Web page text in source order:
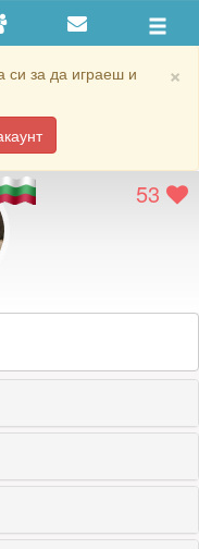
×
си за да играеш и
53